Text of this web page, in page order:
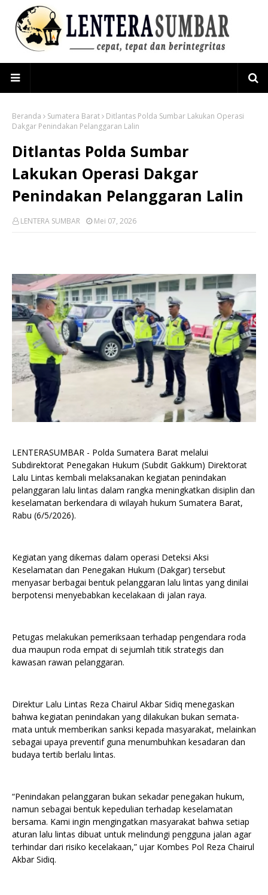
Beranda Sumatera Barat
Ditlantas Polda Sumbar Lakukan Operasi
Dakgar Penindakan Pelanggaran Lalin
Ditlantas Polda Sumbar
Lakukan Operasi Dakgar
Penindakan Pelanggaran Lalin
LENTERA SUMBAR Mei 07, 2026
LENTERASUMBAR - Polda Sumatera Barat melalui
Subdirektorat Penegakan Hukum (Subdit Gakkum) Direktorat
Lalu Lintas kembali melaksanakan kegiatan penindakan
pelanggaran lalu lintas dalam rangka meningkatkan disiplin dan
keselamatan berkendara di wilayah hukum Sumatera Barat,
Rabu (6/5/2026).
Kegiatan yang dikemas dalam operasi Deteksi Aksi
Keselamatan dan Penegakan Hukum (Dakgar) tersebut
menyasar berbagai bentuk pelanggaran lalu lintas yang dinilai
berpotensi menyebabkan kecelakaan di jalan raya.
Petugas melakukan pemeriksaan terhadap pengendara roda
dua maupun roda empat di sejumlah titik strategis dan
kawasan rawan pelanggaran.
Direktur Lalu Lintas Reza Chairul Akbar Sidiq menegaskan
bahwa kegiatan penindakan yang dilakukan bukan semata-
mata untuk memberikan sanksi kepada masyarakat, melainkan
sebagai upaya preventif guna menumbuhkan kesadaran dan
budaya tertib berlalu lintas.
“Penindakan pelanggaran bukan sekadar penegakan hukum,
namun sebagai bentuk kepedulian terhadap keselamatan
bersama. Kami ingin mengingatkan masyarakat bahwa setiap
aturan lalu lintas dibuat untuk melindungi pengguna jalan agar
terhindar dari risiko kecelakaan,” ujar Kombes Pol Reza Chairul
Akbar Sidiq.